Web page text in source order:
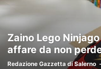
Zaino Lego
affare da non
Redazione Gazzetta di Salerno -